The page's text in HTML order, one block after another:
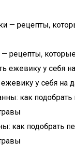
рецепты, которые
у себя на
как подобрать